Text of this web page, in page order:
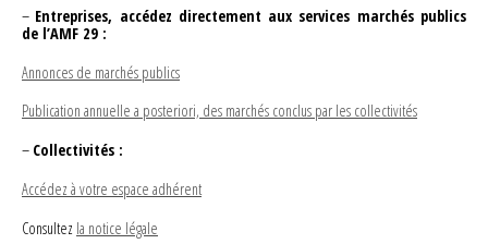
– Entreprises, accédez directement aux services marchés publics
de l’AMF 29 :
Annonces de marchés publics
Publication annuelle a posteriori, des marchés conclus par les collectivités
– Collectivités :
Accédez à votre espace adhérent
Consultez la notice légale